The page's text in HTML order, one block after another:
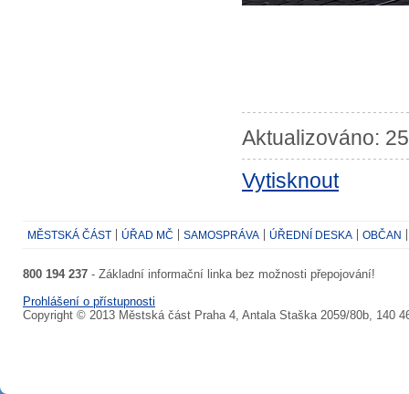
Aktualizováno:
Vytisknout
MĚSTSKÁ ČÁST ÚŘAD MČ SAMOSPRÁVA ÚŘEDNÍ DESKA OBČAN
800 194 237 - Základní informační linka bez možnosti přepojování!
Prohlášení o přístupnosti
Copyright © 2013 Městská část Praha 4, Antala Staška 2059/80b, 140